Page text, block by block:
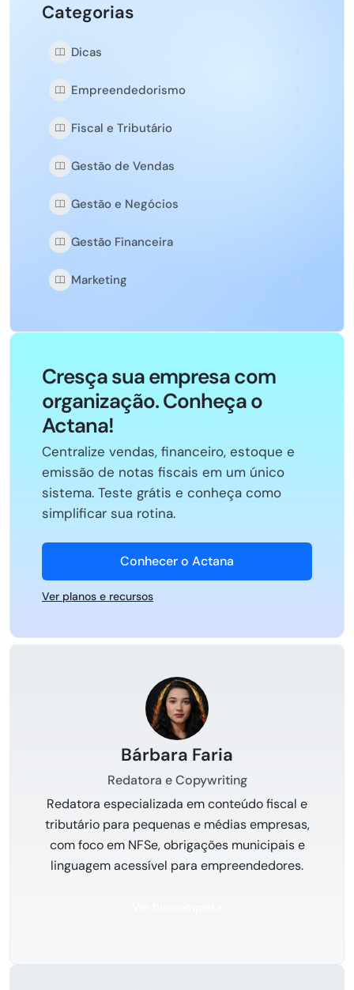
Categorias
Dicas
Empreendedorismo
Fiscal e Tributário
Gestão de Vendas
Gestão e Negócios
Gestão Financeira
Marketing
Cresça sua empresa com
organização. Conheça o
Actana!
Centralize vendas, financeiro, estoque e
emissão de notas fiscais em um único
sistema. Teste grátis e conheça como
simplificar sua rotina.
Conhecer o Actana
Ver planos e recursos
Bárbara Faria
Redatora e Copywriting
Redatora especializada em conteúdo fiscal e
tributário para pequenas e médias empresas,
com foco em NFSe, obrigações municipais e
linguagem acessível para empreendedores.